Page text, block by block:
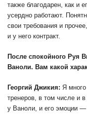
также благодарен, как и
усердно работают.
свои требования и
и у него контракт.
После спокойного Руя
Ваноли. Вам какой
Георгий Джикия: Я
тренеров, в том числе и в
у Ваноли, и его эмоции —